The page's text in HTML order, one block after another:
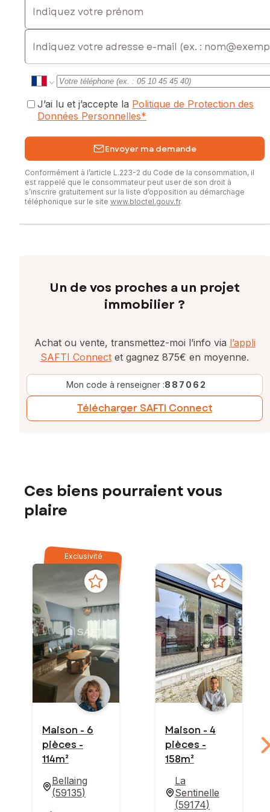
E-mail
J’ai lu et j’accepte la Politique de Protection des
Données Personnelles*
Envoyer ma demande
Conformément à l’article L.223-2 du Code de la consommation, il
est rappelé que le consommateur peut user de son droit à
s’inscrire gratuitement sur la liste d’opposition au démarchage
téléphonique sur le site www.bloctel.gouv.fr.
Un de vos proches a un projet
immobilier ?
Achat ou vente, transmettez-moi l’info via l’appli
SAFTI Connect et gagnez 875€ en moyenne.
Mon code à renseigner :887062
Télécharger SAFTI Connect
Ces biens pourraient vous
plaire
Exclusivité
Maison - 6
pièces -
114m²
Bellaing
(59135)
Maison - 4
pièces -
158m²
La
Sentinelle
(59174)